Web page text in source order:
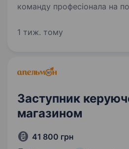
команду професіонала на
продуктами харчування. Яким ми бачимо
1 тиж. тому
Заступник
магазином
41 800 грн